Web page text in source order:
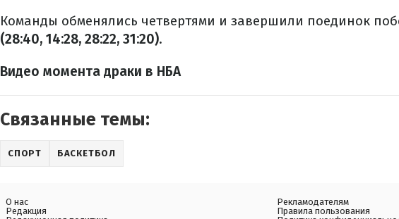
Команды обменялись четвертями и завершили поединок
(28:40, 14:28, 28:22, 31:20).
Видео момента драки в НБА
Связанные темы:
СПОРТ БАСКЕТБОЛ
О нас
Редакция
Рекламодателям
Правила пользования